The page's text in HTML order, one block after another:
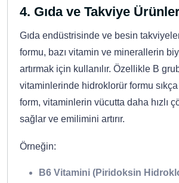
4. Gıda ve Takviye
Gıda endüstrisinde ve besin
formu, bazı vitamin ve minerallerin
artırmak için kullanılır. Özellikle B
vitaminlerinde hidroklorür formu
form, vitaminlerin vücutta daha hızlı
sağlar ve emilimini artırır.
Örneğin:
B6 Vitamini (Piridoksin